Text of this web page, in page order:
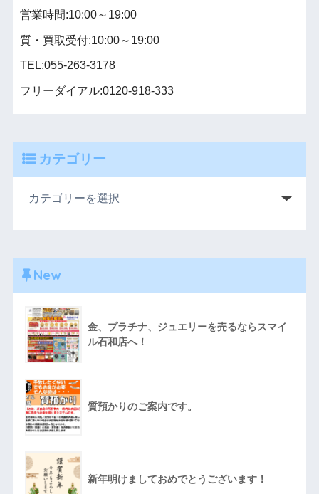
営業時間:10:00～19:00
質・買取受付:10:00～19:00
TEL:055-263-3178
フリーダイアル:0120-918-333
カテゴリー
New
金、プラチナ、ジュエリーを売るならスマイ
ル石和店へ！
質預かりのご案内です。
新年明けましておめでとうございます！